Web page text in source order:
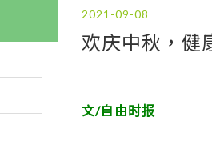
欢庆中秋，健
文/自由时报